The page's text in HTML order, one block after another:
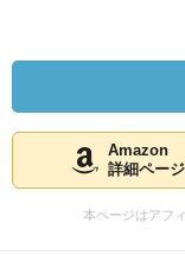
Amazon
詳細ペー
本ページはアフ